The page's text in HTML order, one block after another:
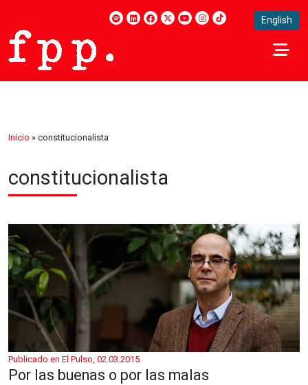
English
Inicio » constitucionalista
constitucionalista
Publicado en El Pulso, 02.03.2015
Por las buenas o por las malas